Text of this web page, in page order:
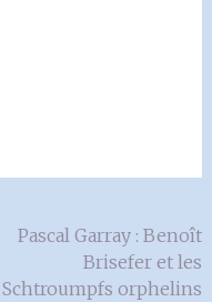
Pascal Garray : Benoît
Brisefer et les
Schtroumpfs orphelins